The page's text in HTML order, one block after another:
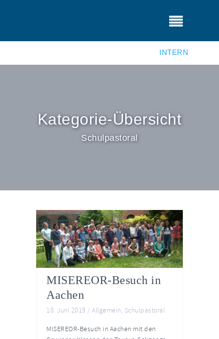
INTERN
Kategorie-Übersicht
Schulpastoral
MISEREOR-Besuch in
Aachen
18. Juni 2019 / Allgemein, Schulpastoral
MISEREOR-Besuch in Aachen mit den